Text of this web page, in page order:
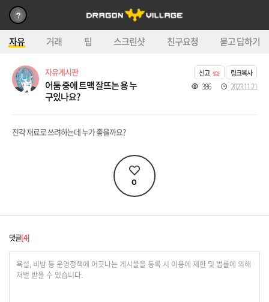
자유 거래 팁 스크린샷 친구요청 묻고 답하기
자유게시판
어둠 중에 트맥 잘뜨는 용 누
구있나요?
신고 링크복사
386 2023.11.21
진각 재료로 쓰려하는데 누가 좋을까요?
0
댓글 4